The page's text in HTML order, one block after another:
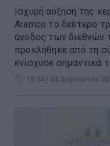
Ισχυρή αύξηση της
Aramco το δεύτερο
άνοδος των διεθνών
προκλήθηκε από τη
ενίσχυσε σημαντικά
10:34 | 04 Αυγούστου